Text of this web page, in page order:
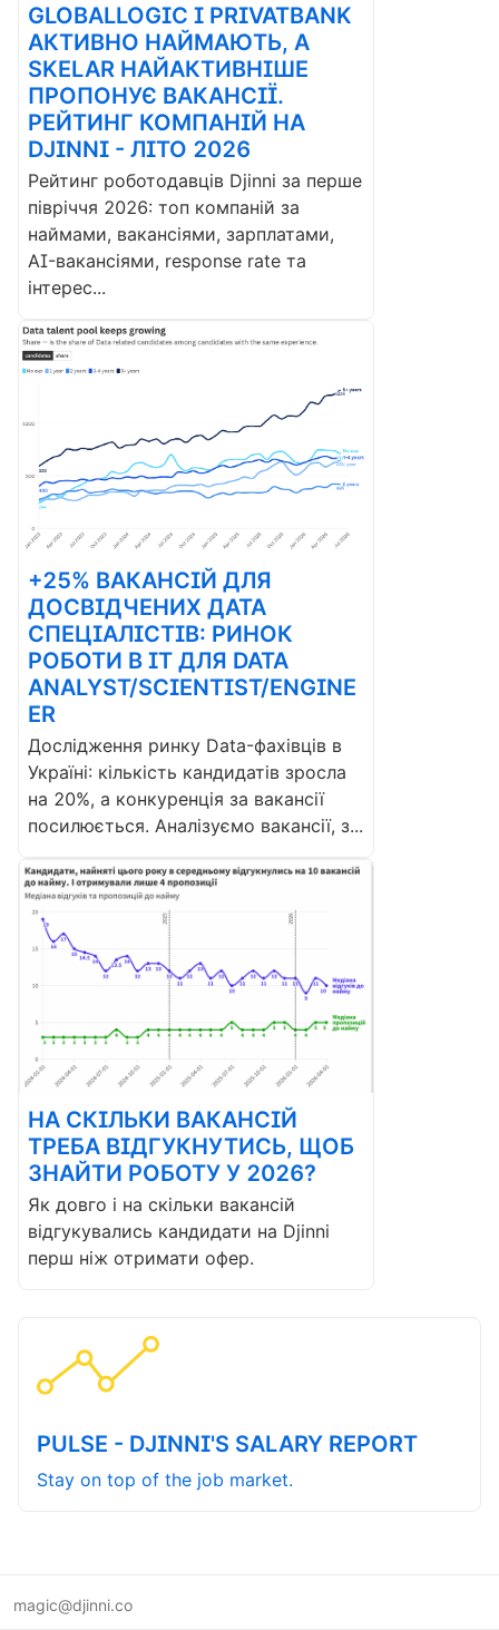
GLOBALLOGIC І PRIVATBANK
АКТИВНО НАЙМАЮТЬ, А
SKELAR НАЙАКТИВНІШЕ
ПРОПОНУЄ ВАКАНСІЇ.
РЕЙТИНГ КОМПАНІЙ НА
DJINNI - ЛІТО 2026
Рейтинг роботодавців Djinni за перше
півріччя 2026: топ компаній за
наймами, вакансіями, зарплатами,
AI-вакансіями, response rate та
інтерес...
+25% ВАКАНСІЙ ДЛЯ
ДОСВІДЧЕНИХ ДАТА
СПЕЦІАЛІСТІВ: РИНОК
РОБОТИ В ІТ ДЛЯ DATA
ANALYST/SCIENTIST/ENGINE
ER
Дослідження ринку Data-фахівців в
Україні: кількість кандидатів зросла
на 20%, а конкуренція за вакансії
посилюється. Аналізуємо вакансії, з...
НА СКІЛЬКИ ВАКАНСІЙ
ТРЕБА ВІДГУКНУТИСЬ, ЩОБ
ЗНАЙТИ РОБОТУ У 2026?
Як довго і на скільки вакансій
відгукувались кандидати на Djinni
перш ніж отримати офер.
PULSE - DJINNI'S SALARY REPORT
Stay on top of the job market.
magic@djinni.co